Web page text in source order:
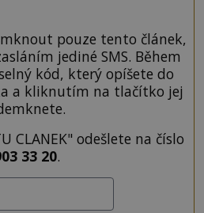
pouze tento článek,
jediné SMS. Během
kód, který opíšete do
a kliknutím na tlačítko jej
CLANEK" odešlete na číslo
33 20.